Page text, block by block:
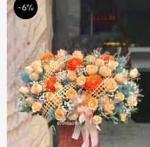
-6%